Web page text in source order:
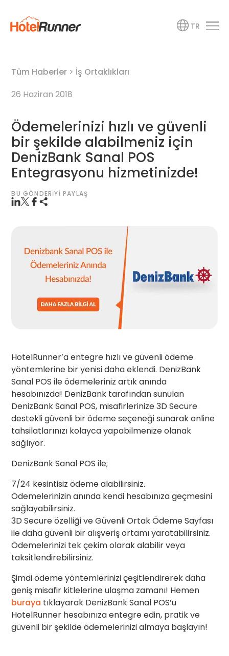
TR
Tüm Haberler > İş Ortaklıkları
26 Haziran 2018
Ödemelerinizi hızlı ve güvenli
bir şekilde alabilmeniz için
DenizBank Sanal POS
Entegrasyonu hizmetinizde!
BU GÖNDERIYI PAYLAŞ
HotelRunner’a entegre hızlı ve güvenli ödeme
yöntemlerine bir yenisi daha eklendi. DenizBank
Sanal POS ile ödemeleriniz artık anında
hesabınızda! DenizBank tarafından sunulan
DenizBank Sanal POS, misafirlerinize 3D Secure
destekli güvenli bir ödeme seçeneği sunarak online
tahsilatlarınızı kolayca yapabilmenize olanak
sağlıyor.
DenizBank Sanal POS ile;
7/24 kesintisiz ödeme alabilirsiniz.
Ödemelerinizin anında kendi hesabınıza geçmesini
sağlayabilirsiniz.
3D Secure özelliği ve Güvenli Ortak Ödeme Sayfası
ile daha güvenli bir alışveriş ortamı yaratabilirsiniz.
Ödemelerinizi tek çekim olarak alabilir veya
taksitlendirebilirsiniz.
Şimdi ödeme yöntemlerinizi çeşitlendirerek daha
geniş misafir kitlelerine ulaşma zamanı! Hemen
buraya tıklayarak DenizBank Sanal POS’u
HotelRunner hesabınıza entegre edin, pratik ve
güvenli bir şekilde ödemelerinizi almaya başlayın!